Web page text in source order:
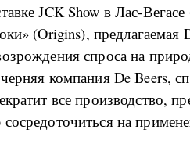
JCK Show в Лас-
(Origins), предлагаемая
спроса на
компания De Beers,
все производство,
на